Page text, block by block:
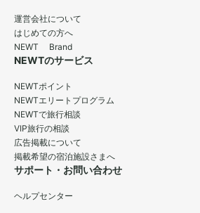
運営会社について
はじめての方へ
NEWT Brand
NEWTのサービス
NEWTポイント
NEWTエリートプログラム
NEWTで旅行相談
VIP旅行の相談
広告掲載について
掲載希望の宿泊施設さまへ
サポート・お問い合わせ
ヘルプセンター